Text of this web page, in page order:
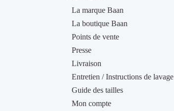
La marque Baan
La boutique Baan
Points de vente
Presse
Livraison
Entretien / Instructions de lavage
Guide des tailles
Mon compte